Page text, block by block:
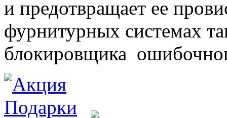
и предотвращает ее
фурнитурных системах
блокировщика